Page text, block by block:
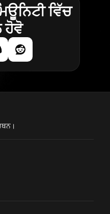
ਵਿੱਚ
ਹੋਵੋ